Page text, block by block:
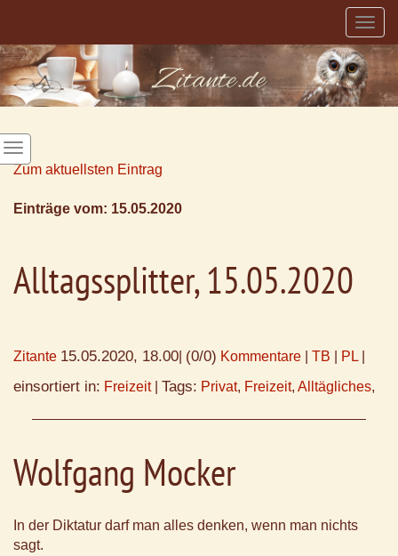
Zum aktuellsten Eintrag
Einträge vom: 15.05.2020
Alltagssplitter, 15.05.2020
Zitante 15.05.2020, 18.00 (0/0) Kommentare TB PL
einsortiert in: Freizeit| Tags: Privat, Freizeit, Alltägliches,
Wolfgang Mocker
In der Diktatur darf man alles denken, wenn man nichts
sagt.